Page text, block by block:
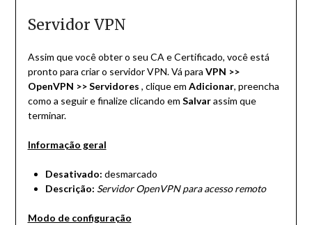
Servidor VPN
Assim que você obter o seu CA e Certificado, você está
pronto para criar o servidor VPN. Vá para VPN >>
OpenVPN >> Servidores , clique em Adicionar, preencha
como a seguir e finalize clicando em Salvarassim que
terminar.
Informação geral
Desativado: desmarcado
Descrição: Servidor OpenVPN para acesso remoto
Modo de configuração